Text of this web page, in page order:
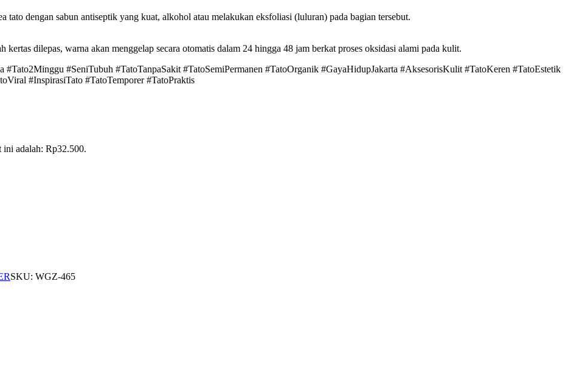
dengan sabun antiseptik yang kuat, alkohol atau melakukan eksfoliasi (luluran) pada bagian tersebut.
kertas dilepas, warna akan menggelap secara otomatis dalam 24 hingga 48 jam berkat proses oksidasi alami pada kulit.
#Tato2Minggu #SeniTubuh #TatoTanpaSakit #TatoSemiPermanen #TatoOrganik #GayaHidupJakarta #AksesorisKulit #TatoKeren #TatoEstetik
#InspirasiTato #TatoTemporer #TatoPraktis
ini adalah: Rp32.500.
SKU: WGZ-465